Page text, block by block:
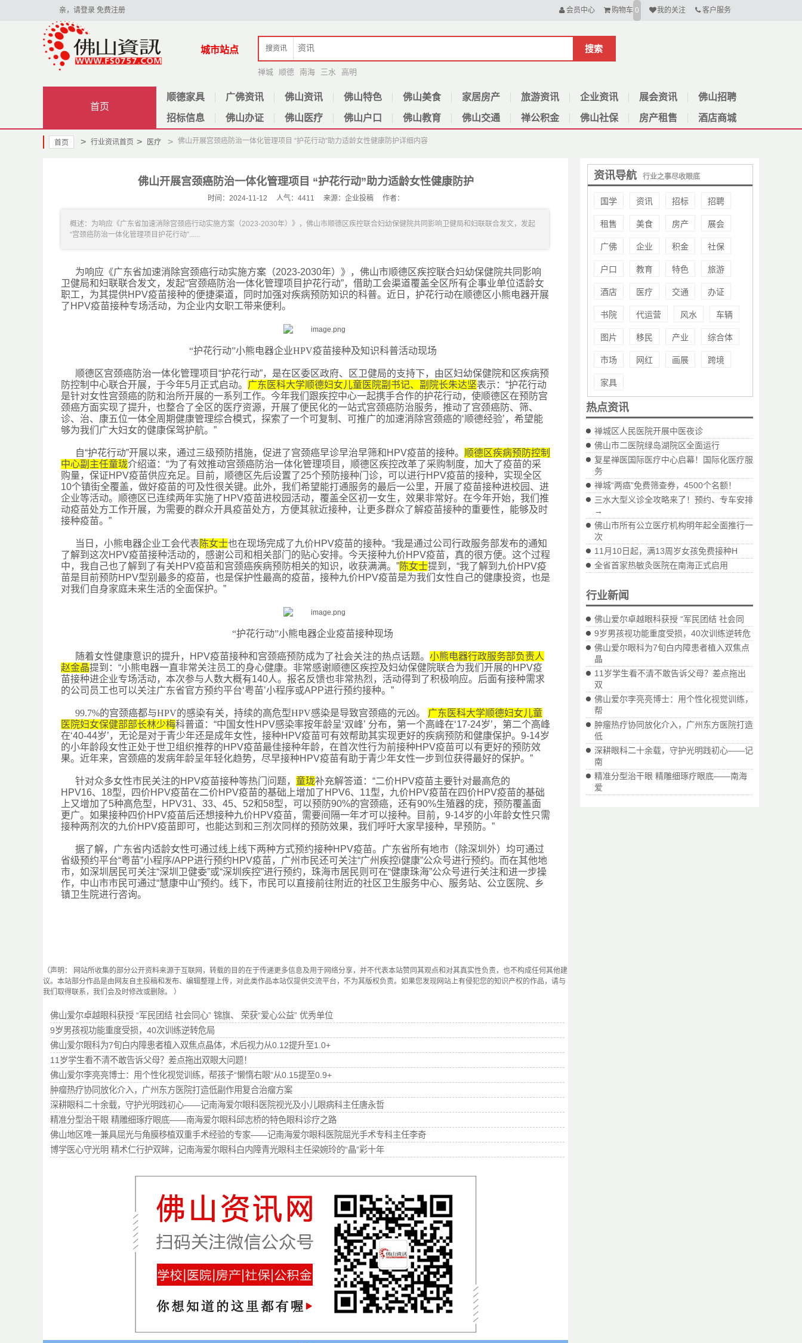
亲，请登录 免费注册 会员中心 购物车 0 我的关注 客户服务
城市站点 搜资讯 搜索
禅城 顺德 南海 三水 高明
首页
顺德家具 广佛资讯 佛山资讯 佛山特色 佛山美食 家居房产 旅游资讯 企业资讯 展会资讯 佛山招聘
招标信息 佛山办证 佛山医疗 佛山户口 佛山教育 佛山交通 禅公积金 佛山社保 房产租售 酒店商城
首页 > 行业资讯首页 > 医疗 > 佛山开展宫颈癌防治一体化管理项目 “护花行动”助力适龄女性健康防护详细内容
资讯导航 行业之事尽收眼底
国学 资讯 招标 招聘
租售 美食 房产 展会
广佛 企业 积金 社保
户口 教育 特色 旅游
酒店 医疗 交通 办证
书院 代运营 风水 车辆
图片 移民 产业 综合体
市场 网红 画展 跨境
家具
热点资讯
禅城区人民医院开展中医夜诊
佛山市二医院绿岛湖院区全面运行
复星禅医国际医疗中心启幕！国际化医疗服
务
禅城“两癌”免费筛查券，4500个名额！
三水大型义诊全攻略来了！预约、专车安排
→
佛山市所有公立医疗机构明年起全面推行一
次
11月10日起，满13周岁女孩免费接种H
全省首家热敏灸医院在南海正式启用
行业新闻
佛山爱尔卓越眼科获授 “军民团结 社会同
9岁男孩视功能重度受损，40次训练逆转危
佛山爱尔眼科为7旬白内障患者植入双焦点
晶
11岁学生看不清不敢告诉父母？差点拖出
双
佛山爱尔李亮亮博士：用个性化视觉训练，
帮
肿瘤热疗协同放化介入，广州东方医院打造
低
深耕眼科二十余载，守护光明践初心——记
南
精准分型治干眼 精雕细琢疗眼底——南海
爱
佛山开展宫颈癌防治一体化管理项目 “护花行动”助力适龄女性健康防护
时间：2024-11-12 人气：4411 来源：企业投稿 作者：
概述：为响应《广东省加速消除宫颈癌行动实施方案（2023-2030年）》，佛山市顺德区疾控联合妇幼保健院共同影响卫健局和妇联联合发文，发起
“宫颈癌防治一体化管理项目护花行动”......
为响应《广东省加速消除宫颈癌行动实施方案（2023-2030年）》， 佛山市顺德区疾控联合妇幼保健院共同影响
卫健局和妇联联合发文，发起“宫颈癌防治一体化管理项目护花行动”，借助工会渠道覆盖全区所有企事业单位适龄女
职工，为其提供HPV疫苗接种的便捷渠道，同时加强对疾病预防知识的科普。近日，护花行动在顺德区小熊电器开展
了HPV疫苗接种专场活动，为企业内女职工带来便利。
“护花行动”小熊电器企业HPV疫苗接种及知识科普活动现场
顺德区宫颈癌防治一体化管理项目“护花行动”，是在区委区政府、区卫健局的支持下，由区妇幼保健院和区疾病预
防控制中心联合开展，于今年5月正式启动。 广东医科大学顺德妇女儿童医院副书记、副院长朱达坚表示： “护花行动
是针对女性宫颈癌的防和治所开展的一系列工作。今年我们跟疾控中心一起携手合作的护花行动，使顺德区在预防宫
颈癌方面实现了提升，也整合了全区的医疗资源，开展了便民化的一站式宫颈癌防治服务，推动了宫颈癌防、筛、
诊、治、康五位一体全周期健康管理综合模式，探索了一个可复制、可推广的加速消除宫颈癌的‘顺德经验’，希望能
够为我们广大妇女的健康保驾护航。”
自“护花行动”开展以来，通过三级预防措施，促进了宫颈癌早诊早治早筛和HPV疫苗的接种。 顺德区疾病预防控制
中心副主任童珑介绍道： “为了有效推动宫颈癌防治一体化管理项目，顺德区疾控改革了采购制度，加大了疫苗的采
购量，保证HPV疫苗供应充足。目前，顺德区先后设置了25个预防接种门诊，可以进行HPV疫苗的接种，实现全区
10个镇街全覆盖，做好疫苗的可及性很关键。此外，我们希望能打通服务的最后一公里，开展了疫苗接种进校园、进
企业等活动。顺德区已连续两年实施了HPV疫苗进校园活动，覆盖全区初一女生，效果非常好。在今年开始，我们推
动疫苗处方工作开展，为需要的群众开具疫苗处方，方便其就近接种，让更多群众了解疫苗接种的重要性，能够及时
接种疫苗。”
当日，小熊电器企业工会代表 陈女士也在现场完成了九价HPV疫苗的接种。“我是通过公司行政服务部发布的通知
了解到这次HPV疫苗接种活动的，感谢公司和相关部门的贴心安排。今天接种九价HPV疫苗，真的很方便。这个过程
中，我自己也了解到了有关HPV疫苗和宫颈癌疾病预防相关的知识，收获满满。”陈女士提到， “我了解到九价HPV疫
苗是目前预防HPV型别最多的疫苗，也是保护性最高的疫苗，接种九价HPV疫苗是为我们女性自己的健康投资，也是
对我们自身家庭未来生活的全面保护。”
“护花行动”小熊电器企业疫苗接种现场
随着女性健康意识的提升， HPV疫苗接种和宫颈癌预防成为了社会关注的热点话题。 小熊电器行政服务部负责人
赵金晶提到： “小熊电器一直非常关注员工的身心健康。非常感谢顺德区疾控及妇幼保健院联合为我们开展的HPV疫
苗接种进企业专场活动，本次参与人数大概有140人。报名反馈也非常热烈，活动得到了积极响应。后面有接种需求
的公司员工也可以关注广东省官方预约平台‘粤苗’小程序或APP进行预约接种。”
99.7%的宫颈癌都与HPV的感染有关，持续的高危型HPV感染是导致宫颈癌的元凶。 广东医科大学顺德妇女儿童
医院妇女保健部部长林少梅科普道： “中国女性HPV感染率按年龄呈‘双峰’ 分布，第一个高峰在‘17-24岁’，第二个高峰
在‘40-44岁’，无论是对于青少年还是成年女性，接种HPV疫苗可有效帮助其实现更好的疾病预防和健康保护。9-14岁
的小年龄段女性正处于世卫组织推荐的HPV疫苗最佳接种年龄，在首次性行为前接种HPV疫苗可以有更好的预防效
果。近年来，宫颈癌的发病年龄呈年轻化趋势，尽早接种HPV疫苗有助于青少年女性一步到位获得最好的保护。”
针对众多女性市民关注的HPV疫苗接种等热门问题， 童珑补充解答道： “二价HPV疫苗主要针对最高危的
HPV16、18型，四价HPV疫苗在二价HPV疫苗的基础上增加了HPV6、11型，九价HPV疫苗在四价HPV疫苗的基础
上又增加了5种高危型，HPV31、33、45、52和58型，可以预防90%的宫颈癌，还有90%生殖器的疣，预防覆盖面
更广。如果接种四价HPV疫苗后还想接种九价HPV疫苗，需要间隔一年才可以接种。目前，9-14岁的小年龄女性只需
接种两剂次的九价HPV疫苗即可，也能达到和三剂次同样的预防效果，我们呼吁大家早接种，早预防。”
据了解， 广东省内适龄女性可通过线上线下两种方式预约接种HPV疫苗。广东省所有地市（除深圳外）均可通过
省级预约平台“粤苗”小程序/APP进行预约HPV疫苗，广州市民还可关注“广州疾控i健康”公众号进行预约。而在其他地
市，如深圳居民可关注“深圳卫健委”或“深圳疾控”进行预约，珠海市居民则可在“健康珠海”公众号进行关注和进一步操
作，中山市市民可通过“慧康中山”预约。线下，市民可以直接前往附近的社区卫生服务中心、服务站、公立医院、乡
镇卫生院进行咨询。
（声明： 网站所收集的部分公开资料来源于互联网，转载的目的在于传递更多信息及用于网络分享，并不代表本站赞同其观点和对其真实性负责，也不构成任何其他建
议。本站部分作品是由网友自主投稿和发布、编辑整理上传，对此类作品本站仅提供交流平台，不为其版权负责。如果您发现网站上有侵犯您的知识产权的作品，请与
我们取得联系，我们会及时修改或删除。 ）
佛山爱尔卓越眼科获授 “军民团结 社会同心” 锦旗、 荣获“爱心公益” 优秀单位
9岁男孩视功能重度受损，40次训练逆转危局
佛山爱尔眼科为7旬白内障患者植入双焦点晶体，术后视力从0.12提升至1.0+
11岁学生看不清不敢告诉父母？差点拖出双眼大问题！
佛山爱尔李亮亮博士：用个性化视觉训练，帮孩子“懒惰右眼”从0.15提至0.9+
肿瘤热疗协同放化介入，广州东方医院打造低副作用复合治瘤方案
深耕眼科二十余载，守护光明践初心——记南海爱尔眼科医院视光及小儿眼病科主任唐永哲
精准分型治干眼 精雕细琢疗眼底——南海爱尔眼科邱志桥的特色眼科诊疗之路
佛山地区唯一兼具屈光与角膜移植双重手术经验的专家——记南海爱尔眼科医院屈光手术专科主任李奇
博学医心守光明 精术仁行护双眸，记南海爱尔眼科白内障青光眼科主任梁婉玲的“晶”彩十年